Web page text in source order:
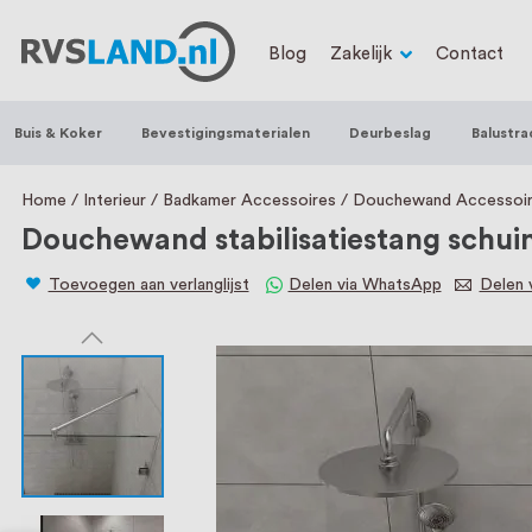
RVS Land is een écht familiebedrijf met
trapleuningen, deurbeslag,
een eigen werkplaats waar we RVS op
staat persoonlijke service bij ons
Blog Zakelijk Contact
Buis & Koker Bevestigingsmaterialen Deurbeslag
Home Interieur Badkamer Accessoires Douchewand
Douchewand stabilisatiestang
Toevoegen aan verlanglijst Delen via WhatsApp Delen